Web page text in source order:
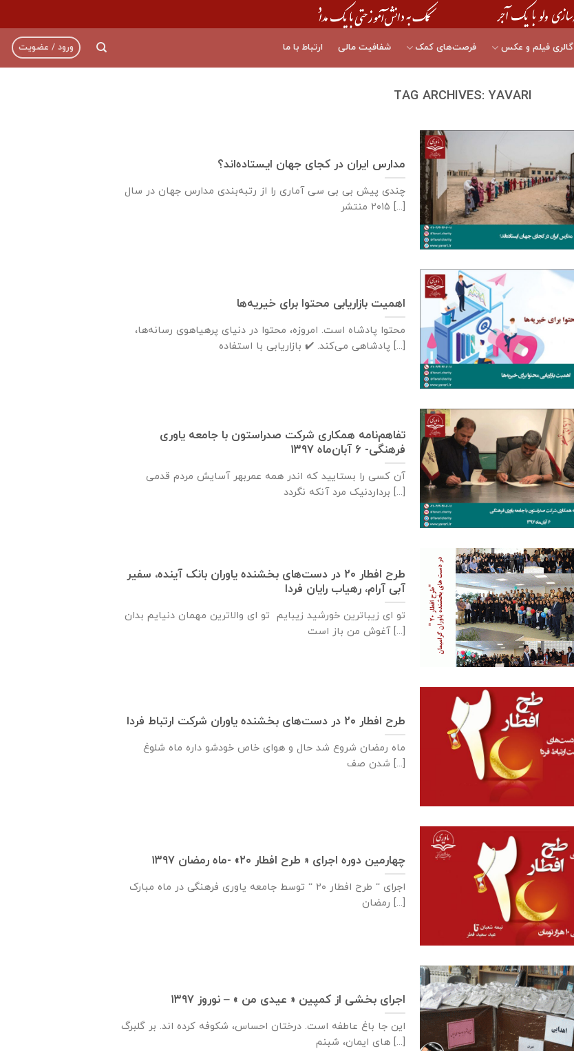
گالری فیلم و عکس فرصت‌های کمک شفافیت مالی ارتباط با ما ورود / عضویت
TAG ARCHIVES:YAVARI
مدارس ایران در کجای جهان ایستاده‌اند؟
چندی پیش بی بی سی آماری را از رتبه‌بندی مدارس جهان در سال
۲۰۱۵ منتشر [...]
اهمیت بازاریابی محتوا برای خیریه‌ها
محتوا پادشاه است. امروزه، محتوا در دنیای پرهیاهوی رسانه‌ها،
پادشاهی می‌کند. ✔️ بازاریابی با استفاده [...]
تفاهم‌نامه همکاری شرکت صدراستون با جامعه یاوری
فرهنگی- ۶ آبان‌ماه ۱۳۹۷
آن کسی را بستایید که اندر همه عمربهر آسایش مردم قدمی
برداردنیک مرد آنکه نگردد [...]
طرح افطار ۲۰ در دست‌های بخشنده یاوران بانک آینده، سفیر
آبی آرام، رهیاب رایان فردا
تو ای زیباترین خورشید زیبایم تو ای والاترین مهمان دنیایم بدان
آغوش من باز است [...]
طرح افطار ۲۰ در دست‌های بخشنده یاوران شرکت ارتباط فردا
شدن صف [...]
چهارمین دوره اجرای « طرح افطار ۲۰» -ماه رمضان ۱۳۹۷
رمضان [...]
اجرای بخشی از کمپین « عیدی من » – نوروز ۱۳۹۷
این جا باغ عاطفه است. درختان احساس، شکوفه کرده اند. بر گلبرگ
های ایمان، شبنم [...]